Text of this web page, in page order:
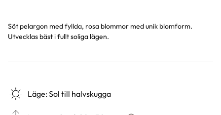
Söt pelargon med fyllda, rosa blommor med unik blomform.
Utvecklas bäst i fullt soliga lägen.
Läge:Sol till halvskugga